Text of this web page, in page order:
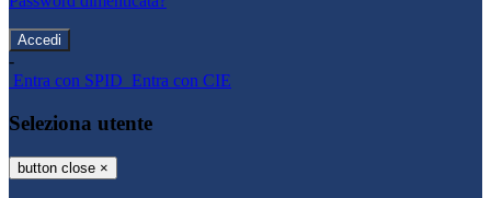
-
Entra con SPID Entra con CIE
Seleziona utente
button close ×